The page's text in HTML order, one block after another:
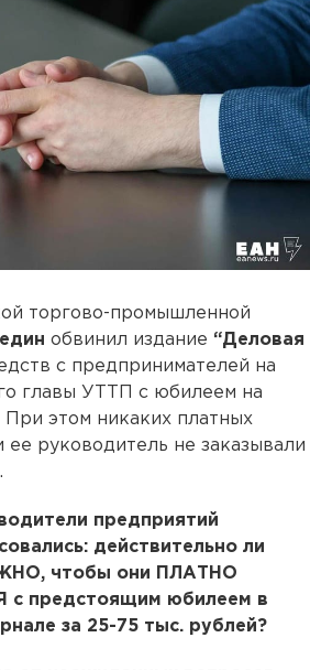
торгово-промышленной
обвинил издание “Деловая
с предпринимателей на
главы УТТП с юбилеем на
При этом никаких платных
ее руководитель не заказывали
предприятий
действительно ли
чтобы они ПЛАТНО
предстоящим юбилеем в
за 25-75 тыс. рублей?